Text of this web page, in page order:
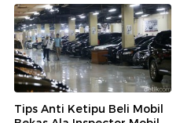
Tips Anti Ketipu Beli Mobil